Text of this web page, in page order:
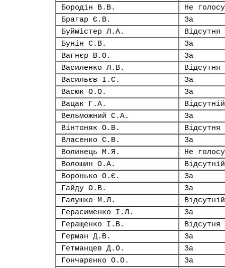
Бородін В.В.
Не
Брагар Є.В.
За
Буймістер Л.А.
Відсутня
Бунін С.В.
За
Вагнєр В.О.
За
Василенко Л.В.
Відсутня
Васильєв І.С.
За
Васюк О.О.
За
Вацак Г.А.
Відсутній
Вельможний С.А.
За
Вінтоняк О.В.
Відсутня
Власенко С.В.
За
Волинець М.Я.
Не
Волошин О.А.
Відсутній
Воронько О.Є.
За
Гайду О.В.
За
Галушко М.Л.
Відсутній
Герасименко І.Л.
За
Геращенко І.В.
Відсутня
Герман Д.В.
За
Гетманцев Д.О.
За
Гончаренко О.О.
За